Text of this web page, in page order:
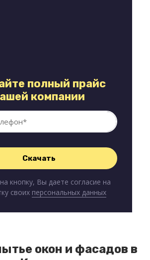
полный прайс
компании
кнопку, Вы даете согласие на
своих персональных данных
окон и фасадов в